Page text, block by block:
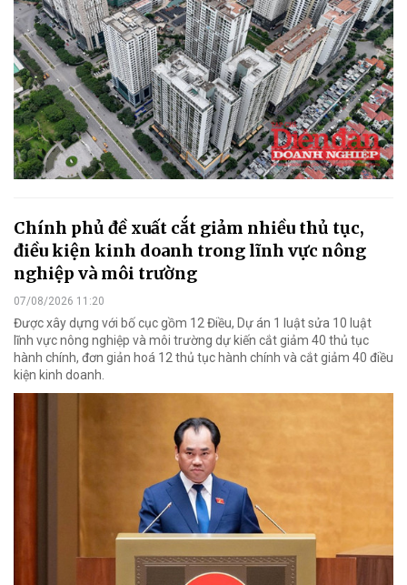
Chính phủ đề xuất cắt giảm nhiều thủ tục,
điều kiện kinh doanh trong lĩnh vực nông
nghiệp và môi trường
07/08/2026 11:20
Được xây dựng với bố cục gồm 12 Điều, Dự án 1 luật sửa 10 luật
lĩnh vực nông nghiệp và môi trường dự kiến cắt giảm 40 thủ tục
hành chính, đơn giản hoá 12 thủ tục hành chính và cắt giảm 40 điều
kiện kinh doanh.